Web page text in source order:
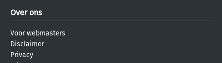
Over ons
Voor webmasters
Disclaimer
Privacy